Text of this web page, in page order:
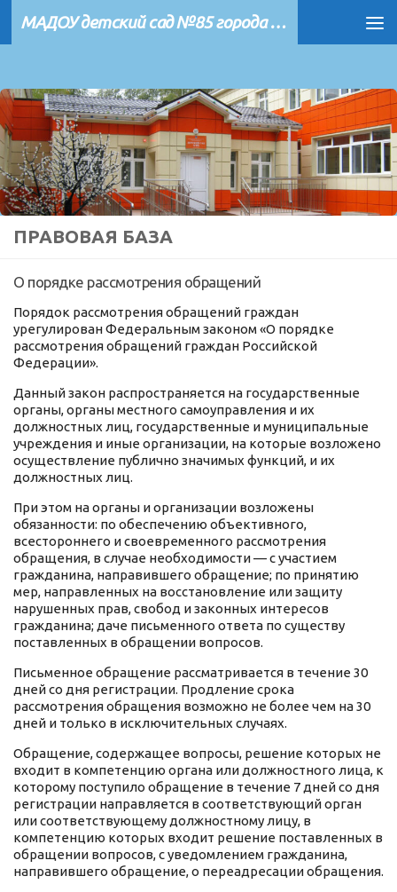
Перейти к содержимому МАДОУ детский сад №85 города Тюмени
ПРАВОВАЯ БАЗА
О порядке рассмотрения обращений
Порядок рассмотрения обращений граждан
урегулирован Федеральным законом «О порядке
рассмотрения обращений граждан Российской
Федерации».
Данный закон распространяется на государственные
органы, органы местного самоуправления и их
должностных лиц, государственные и муниципальные
учреждения и иные организации, на которые возложено
осуществление публично значимых функций, и их
должностных лиц.
При этом на органы и организации возложены
обязанности: по обеспечению объективного,
всестороннего и своевременного рассмотрения
обращения, в случае необходимости — с участием
гражданина, направившего обращение; по принятию
мер, направленных на восстановление или защиту
нарушенных прав, свобод и законных интересов
гражданина; даче письменного ответа по существу
поставленных в обращении вопросов.
Письменное обращение рассматривается в течение 30
дней со дня регистрации. Продление срока
рассмотрения обращения возможно не более чем на 30
дней и только в исключительных случаях.
Обращение, содержащее вопросы, решение которых не
входит в компетенцию органа или должностного лица, к
которому поступило обращение в течение 7 дней со дня
регистрации направляется в соответствующий орган
или соответствующему должностному лицу, в
компетенцию которых входит решение поставленных в
обращении вопросов, с уведомлением гражданина,
направившего обращение, о переадресации обращения.